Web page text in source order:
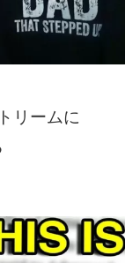
リームに